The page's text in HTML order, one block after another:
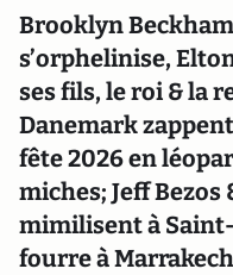
Brooklyn Beckham
s’orphelinise,
ses fils, le roi & la
Danemark
fête 2026 en
miches; Jeff Bezos
mimilisent à
fourre à Marrakech